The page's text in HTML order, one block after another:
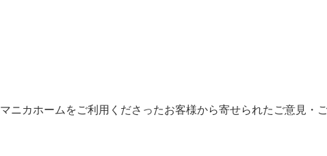
マニカホームをご利用くださったお客様から寄せられたご意見・